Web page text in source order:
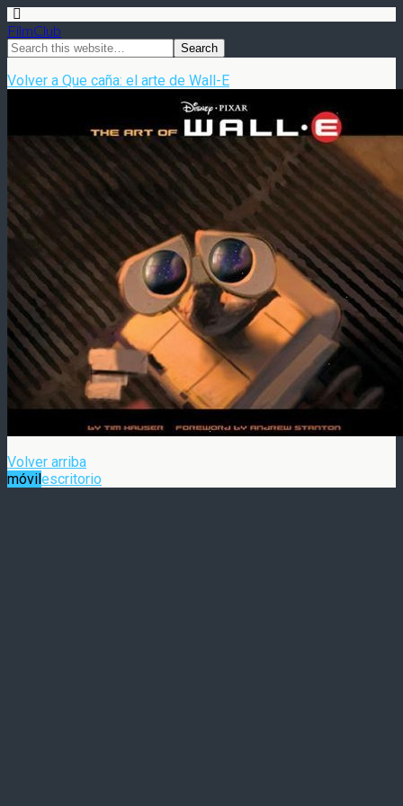
FilmClub
Volver a Que caña: el arte de Wall-E
Volver arriba
móvilescritorio